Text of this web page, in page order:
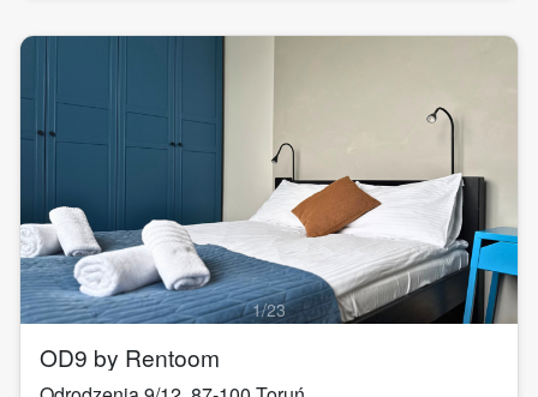
1/23
OD9 by Rentoom